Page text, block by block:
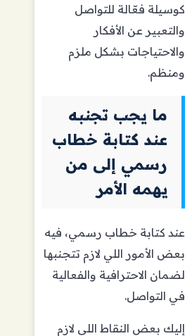
كوسيلة فعّالة للتواصل
والتعبير عن الأفكار
والاحتياجات بشكل ملزم
ومنظم.
ما يجب تجنبه
عند كتابة خطاب
رسمي إلى من
يهمه الأمر
عند كتابة خطاب رسمي، فيه
بعض الأمور اللي لازم تتجنبها
لضمان الاحترافية والفعالية
في التواصل.
إليك بعض النقاط اللي لازم